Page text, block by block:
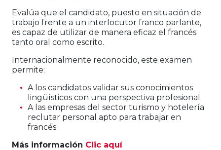
Evalúa que el candidato, puesto en situación de
trabajo frente a un interlocutor franco parlante,
es capaz de utilizar de manera eficaz el francés
tanto oral como escrito.
Internacionalmente reconocido, este examen
permite:
A los candidatos validar sus conocimientos
lingüísticos con una perspectiva profesional.
A las empresas del sector turismo y hotelería
reclutar personal apto para trabajar en
francés.
Más información Clic aquí